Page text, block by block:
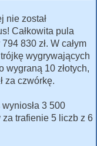
nie został
Całkowita pula
830 zł. W całym
wygrywających
wygraną 10 złotych,
za czwórkę.
3 500
za trafienie 5 liczb z 6